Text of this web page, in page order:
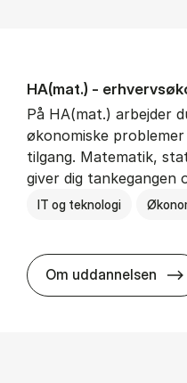
HA(mat.) -
På HA(mat.) arbejder
økonomiske
tilgang. Matematik,
giver dig tankegangen
IT og teknologi
Om uddannelsen